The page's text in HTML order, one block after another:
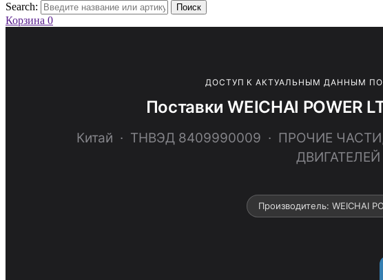
Search:
Поиск
Корзина 0
ДОСТУП К АКТУАЛЬНЫМ ДАННЫМ
Поставки WEICHAI POWER
Китай · ТНВЭД 8409990009 · ПРОЧИЕ
Производитель: WEICHAI